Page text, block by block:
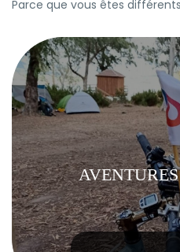
Parce que vous êtes différents